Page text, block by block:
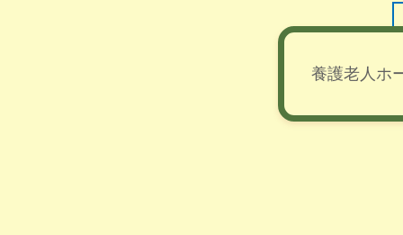
養護老人ホ